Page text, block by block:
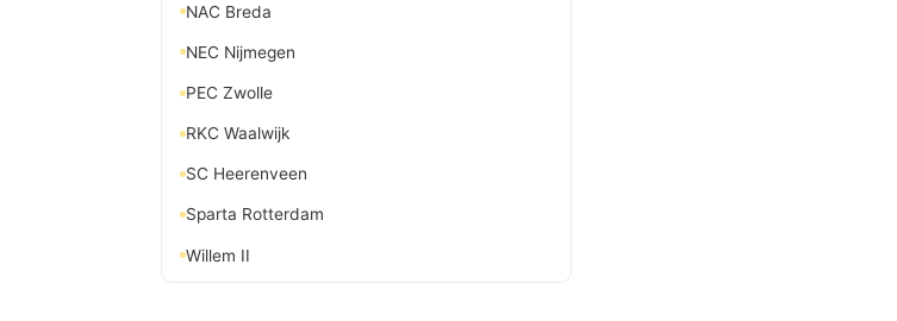
NAC Breda
NEC Nijmegen
PEC Zwolle
RKC Waalwijk
SC Heerenveen
Sparta Rotterdam
Willem II